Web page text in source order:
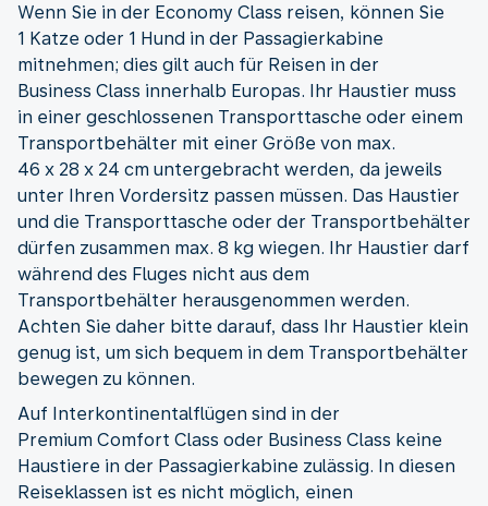
Wenn Sie in der Economy Class reisen, können Sie
1 Katze oder 1 Hund in der Passagierkabine
mitnehmen; dies gilt auch für Reisen in der
Business Class innerhalb Europas. Ihr Haustier muss
in einer geschlossenen Transporttasche oder einem
Transportbehälter mit einer Größe von max.
46 x 28 x 24 cm untergebracht werden, da jeweils
unter Ihren Vordersitz passen müssen. Das Haustier
und die Transporttasche oder der Transportbehälter
dürfen zusammen max. 8 kg wiegen. Ihr Haustier darf
während des Fluges nicht aus dem
Transportbehälter herausgenommen werden.
Achten Sie daher bitte darauf, dass Ihr Haustier klein
genug ist, um sich bequem in dem Transportbehälter
bewegen zu können.
Auf Interkontinentalflügen sind in der
Premium Comfort Class oder Business Class keine
Haustiere in der Passagierkabine zulässig. In diesen
Reiseklassen ist es nicht möglich, einen